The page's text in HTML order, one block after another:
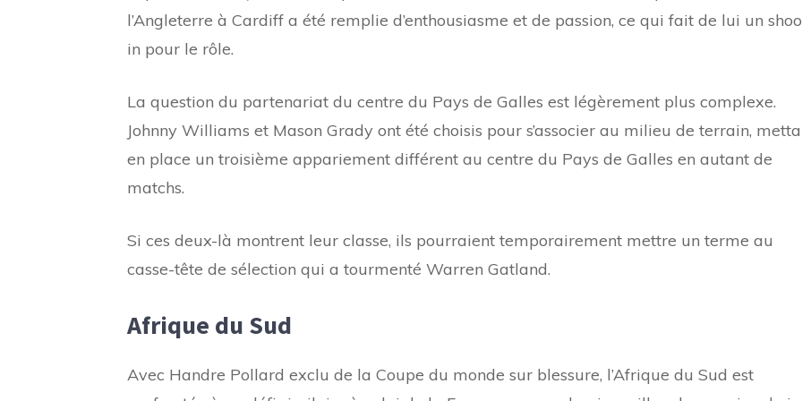
l’Angleterre à Cardiff a été remplie d’enthousiasme et de passion, ce qui fait de lui un
in pour le rôle.
La question du partenariat du centre du Pays de Galles est légèrement plus complexe.
Johnny Williams et Mason Grady ont été choisis pour s’associer au milieu de terrain,
en place un troisième appariement différent au centre du Pays de Galles en autant de
matchs.
Si ces deux-là montrent leur classe, ils pourraient temporairement mettre un terme au
casse-tête de sélection qui a tourmenté Warren Gatland.
Afrique du Sud
Avec Handre Pollard exclu de la Coupe du monde sur blessure, l’Afrique du Sud est